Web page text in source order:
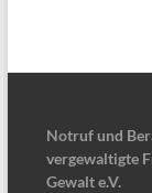
Notruf und
vergewaltigte
Gewalt e.V.